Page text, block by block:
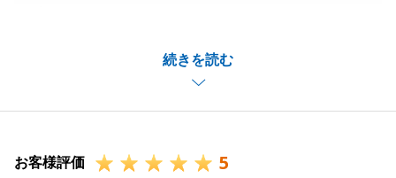
続きを読む
も、当社へのご相談を頂きまして、ありがとうござい
次のご購入者様のために、お部屋を綺麗にして頂いた
普段の生活をしながら、次の住替えの準備をしながら
お客様評価 5